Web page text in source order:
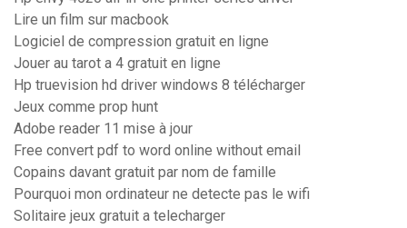
Lire un film sur macbook
Logiciel de compression gratuit en ligne
Jouer au tarot a 4 gratuit en ligne
Hp truevision hd driver windows 8 télécharger
Jeux comme prop hunt
Adobe reader 11 mise à jour
Free convert pdf to word online without email
Copains davant gratuit par nom de famille
Pourquoi mon ordinateur ne detecte pas le wifi
Solitaire jeux gratuit a telecharger